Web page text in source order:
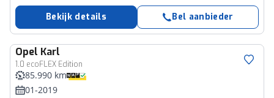
Bekijk details Bel aanbieder
Opel Karl
1.0 ecoFLEX Edition
85.990 km
01-2019